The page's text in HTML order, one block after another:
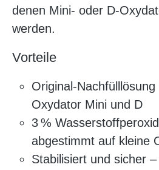
denen Mini- oder D-
werden.
Vorteile
Original-
Oxydator Mini und D
3 %
abgestimmt auf kleine
Stabilisiert und sicher